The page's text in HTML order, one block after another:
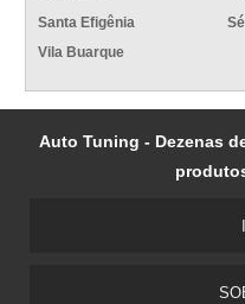
Santa Efigênia
Sé
Vila Buarque
Auto Tuning - Dezenas